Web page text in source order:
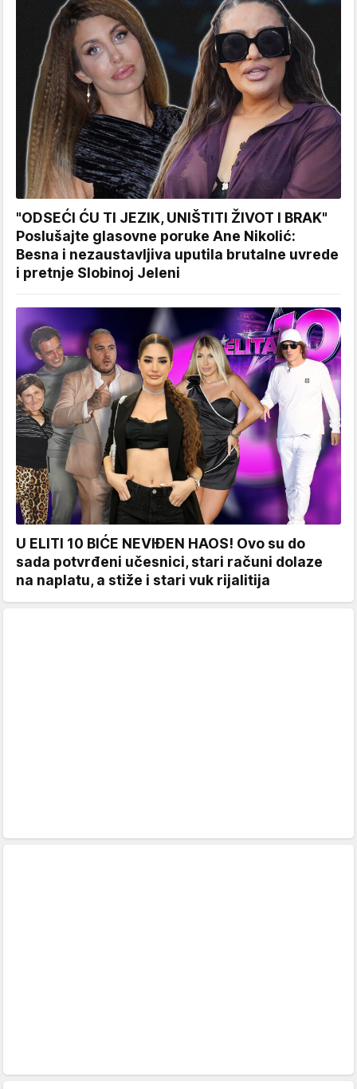
"ODSEĆI ĆU TI JEZIK, UNIŠTITI ŽIVOT I BRAK"
Poslušajte glasovne poruke Ane Nikolić:
Besna i nezaustavljiva uputila brutalne uvrede
i pretnje Slobinoj Jeleni
U ELITI 10 BIĆE NEVIĐEN HAOS! Ovo su do
sada potvrđeni učesnici, stari računi dolaze
na naplatu, a stiže i stari vuk rijalitija